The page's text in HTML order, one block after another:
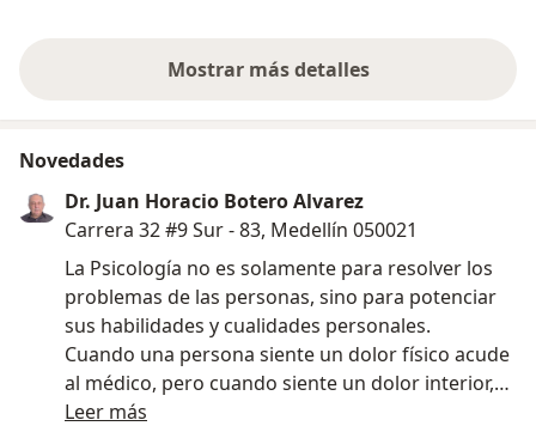
Mostrar más detalles
sobre la experiencia
Novedades
Dr. Juan Horacio Botero Alvarez
Carrera 32 #9 Sur - 83, Medellín 050021
La Psicología no es solamente para resolver los
problemas de las personas, sino para potenciar
sus habilidades y cualidades personales.
Cuando una persona siente un dolor físico acude
al médico, pero cuando siente un dolor interior,
emocional o mental debe acudir al Psicólogo.
Leer más